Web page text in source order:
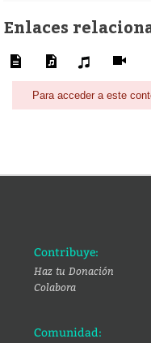
Enlaces
Para acceder a este
Contribuye:
Haz tu Donación
Colabora
Comunidad: